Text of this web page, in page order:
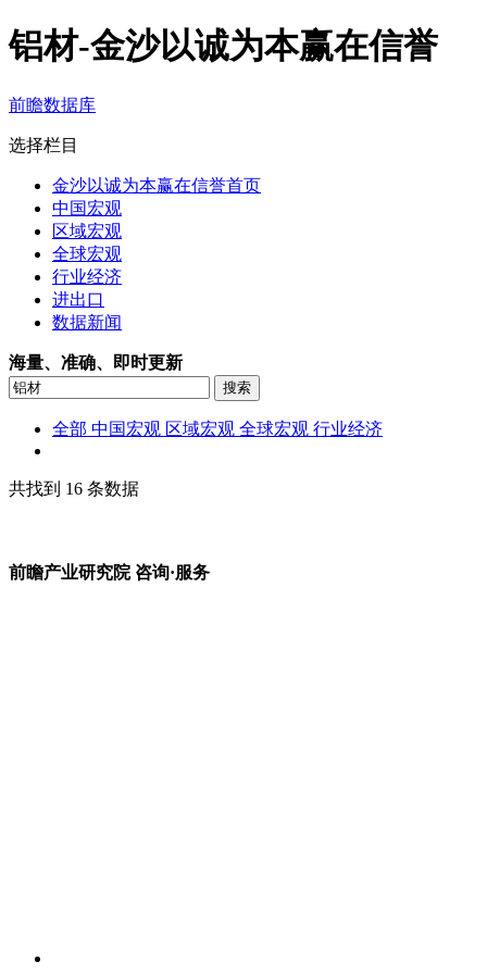
铝材-金沙以诚为本赢在信誉
前瞻数据库
选择栏目
金沙以诚为本赢在信誉首页
中国宏观
区域宏观
全球宏观
行业经济
进出口
数据新闻
海量、准确、即时更新
全部 中国宏观 区域宏观 全球宏观 行业经济
共找到 16 条数据
前瞻产业研究院 咨询·服务